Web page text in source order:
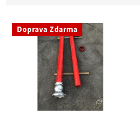
V Doprava Zdarma